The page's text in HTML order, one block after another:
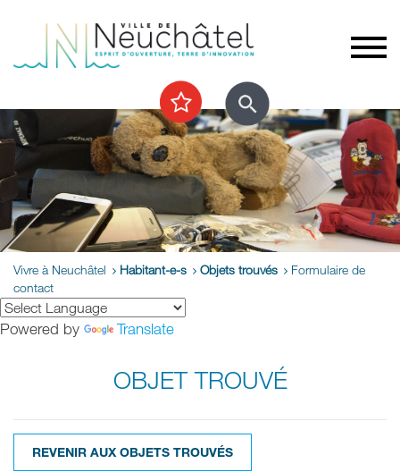
Vivre à Neuchâtel Habitant-e-s Objets trouvés
Formulaire de
contact
Powered by Translate
OBJET TROUVÉ
REVENIR AUX OBJETS TROUVÉS